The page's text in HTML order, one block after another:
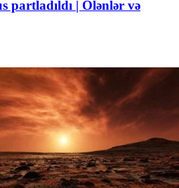
partladıldı | Ölənlər və